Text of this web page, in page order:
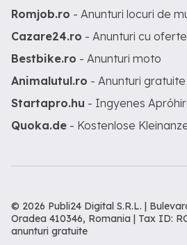
Romjob.ro - Anunturi locuri de
Cazare24.ro - Anunturi cu
Bestbike.ro - Anunturi moto
Animalutul.ro - Anunturi
Startapro.hu - Ingyenes
Quoka.de - Kostenlose
© 2026 Publi24 Digital S.R.L. |
Oradea 410346, Romania | Tax ID:
anunturi gratuite